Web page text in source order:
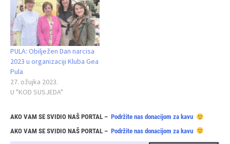
PULA: Obilježen Dan narcisa
2023 u organizaciji Kluba Gea
Pula
27. ožujka 2023.
U "KOD SUSJEDA"
AKO VAM SE SVIDIO NAŠ PORTAL – Podržite nas donacijom za kavu
AKO VAM SE SVIDIO NAŠ PORTAL – Podržite nas donacijom za kavu